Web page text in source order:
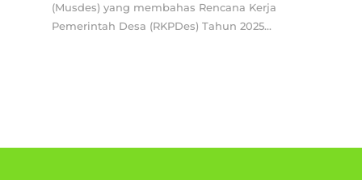
(Musdes) yang membahas Rencana Kerja
Pemerintah Desa (RKPDes) Tahun 2025...